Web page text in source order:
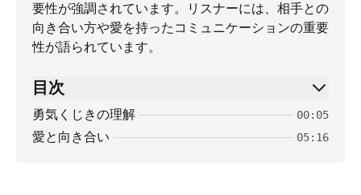
要性が強調されています。リスナーには、相手との
向き合い方や愛を持ったコミュニケーションの重要
性が語られています。
目次
勇気くじきの理解 00:05
愛と向き合い 05:16